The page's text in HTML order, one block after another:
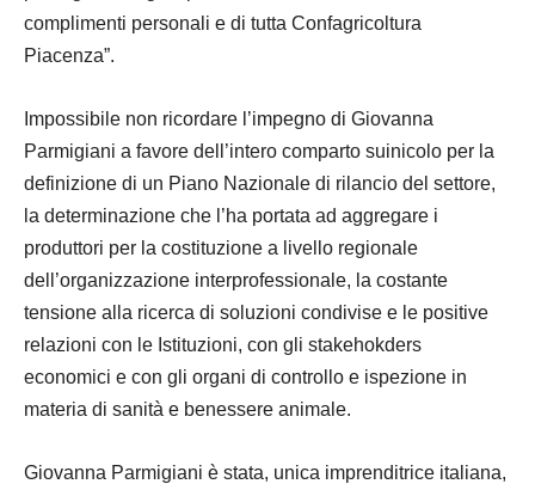
complimenti personali e di tutta Confagricoltura
Piacenza”.
Impossibile non ricordare l’impegno di Giovanna
Parmigiani a favore dell’intero comparto suinicolo per la
definizione di un Piano Nazionale di rilancio del settore,
la determinazione che l’ha portata ad aggregare i
produttori per la costituzione a livello regionale
dell’organizzazione interprofessionale, la costante
tensione alla ricerca di soluzioni condivise e le positive
relazioni con le Istituzioni, con gli stakehokders
economici e con gli organi di controllo e ispezione in
materia di sanità e benessere animale.
Giovanna Parmigiani è stata, unica imprenditrice italiana,